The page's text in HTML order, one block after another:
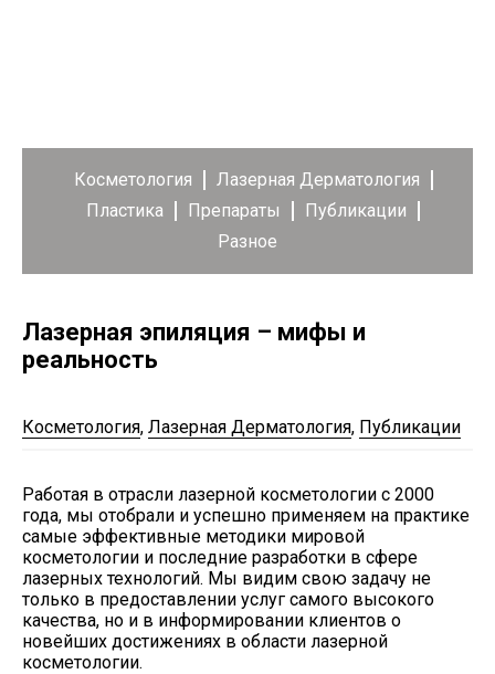
Косметология
Лазерная Дерматология
Пластика
Препараты
Публикации
Разное
Лазерная эпиляция – мифы и
реальность
Косметология, Лазерная Дерматология, Публикации
Работая в отрасли лазерной косметологии с 2000
года, мы отобрали и успешно применяем на практике
самые эффективные методики мировой
косметологии и последние разработки в сфере
лазерных технологий. Мы видим свою задачу не
только в предоставлении услуг самого высокого
качества, но и в информировании клиентов о
новейших достижениях в области лазерной
косметологии.